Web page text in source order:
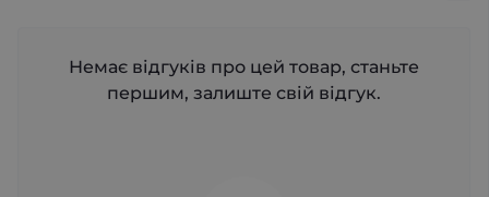
Немає відгуків про цей товар, станьте
першим, залиште свій відгук.